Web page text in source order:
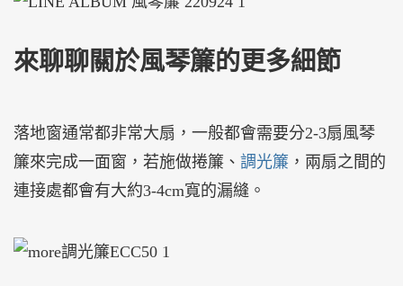
來聊聊關於風琴簾的更多細節
落地窗通常都非常大扇，一般都會需要分2-3扇風琴
簾來完成一面窗，若施做捲簾、 調光簾 ，兩扇之間的
連接處都會有大約3-4cm寬的漏縫。